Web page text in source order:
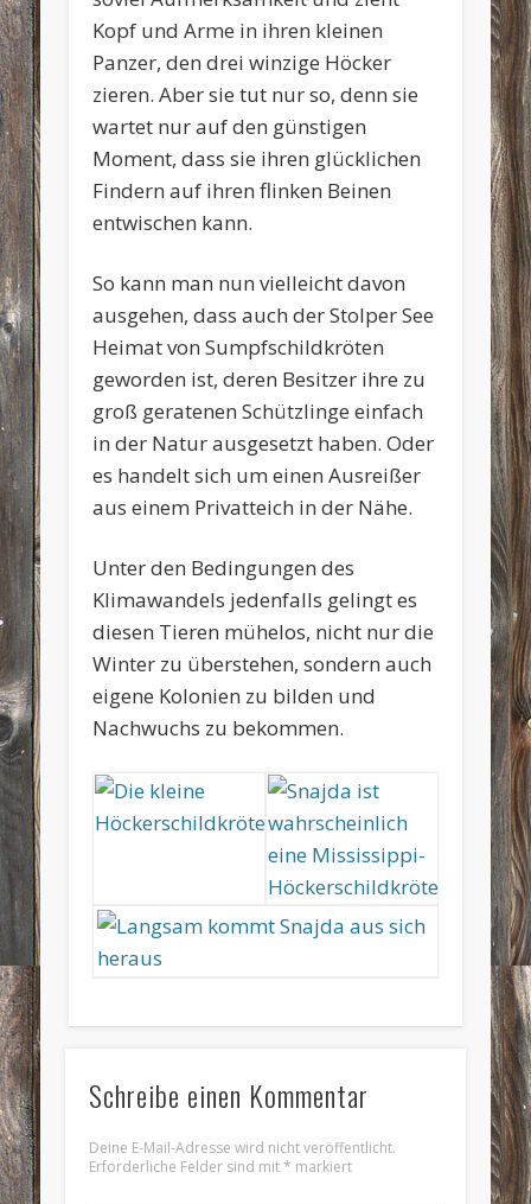
Kopf und Arme in ihren kleinen
Panzer, den drei winzige Höcker
zieren. Aber sie tut nur so, denn sie
wartet nur auf den günstigen
Moment, dass sie ihren glücklichen
Findern auf ihren flinken Beinen
entwischen kann.
So kann man nun vielleicht davon
ausgehen, dass auch der Stolper See
Heimat von Sumpfschildkröten
geworden ist, deren Besitzer ihre zu
groß geratenen Schützlinge einfach
in der Natur ausgesetzt haben. Oder
es handelt sich um einen Ausreißer
aus einem Privatteich in der Nähe.
Unter den Bedingungen des
Klimawandels jedenfalls gelingt es
diesen Tieren mühelos, nicht nur die
Winter zu überstehen, sondern auch
eigene Kolonien zu bilden und
Nachwuchs zu bekommen.
Schreibe einen Kommentar
Deine E-Mail-Adresse wird nicht veröffentlicht.
Erforderliche Felder sind mit* markiert